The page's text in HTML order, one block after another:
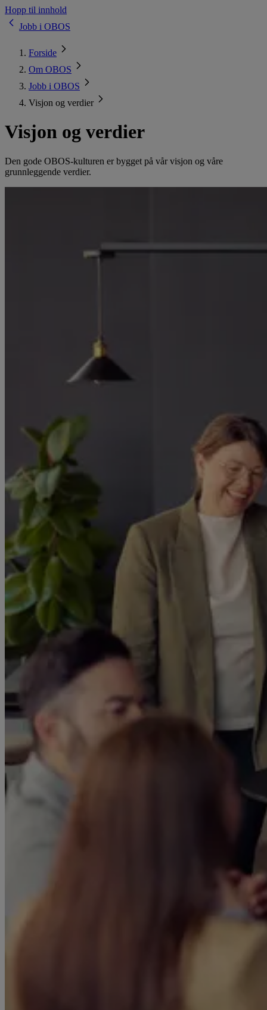
Hopp til innhold
Jobb i OBOS
Forside
Om OBOS
Jobb i OBOS
Visjon og verdier
Visjon og verdier
Den gode OBOS-kulturen er bygget på vår visjon og våre
grunnleggende verdier.